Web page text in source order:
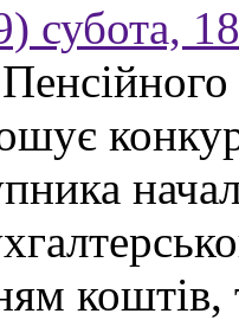
коштів,